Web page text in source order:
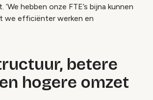
‘We hebben onze FTE’s bijna kunnen
we efficiënter werken en
betere
hogere omzet